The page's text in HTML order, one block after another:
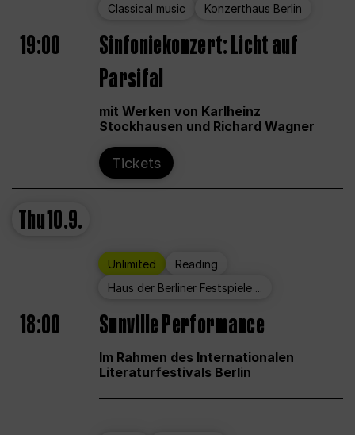
Classical music Konzerthaus Berlin
19:00
Sinfoniekonzert: Licht auf
Parsifal
mit Werken von Karlheinz
Stockhausen und Richard Wagner
Tickets
Thu10.9.
Unlimited
Reading
Haus der Berliner Festspiele ...
18:00 Sunville Performance
Im Rahmen des Internationalen
Literaturfestivals Berlin